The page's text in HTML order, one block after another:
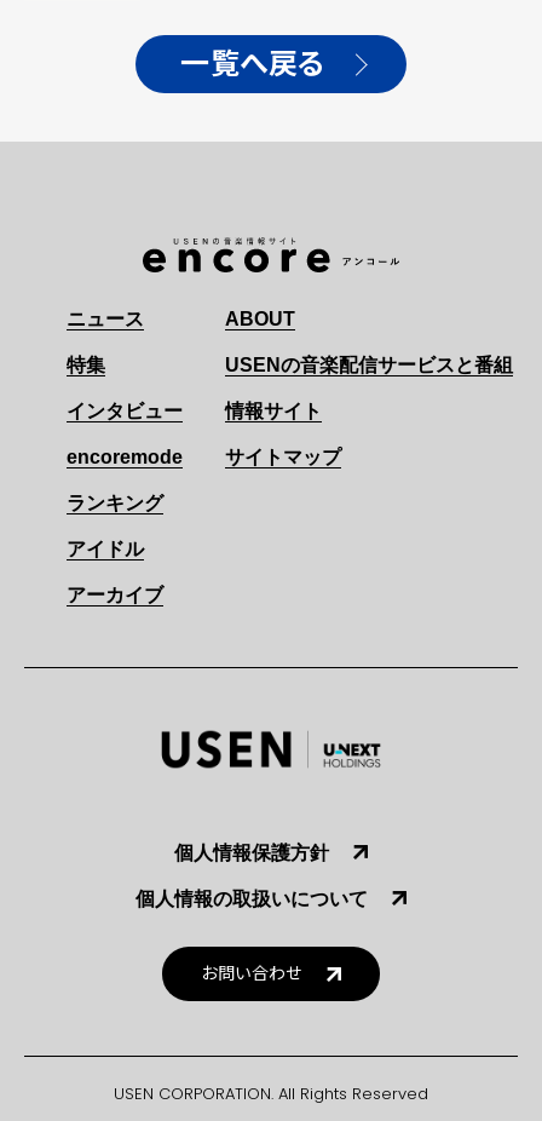
一覧へ戻る
ニュース
特集
インタビュー
encoremode
ランキング
アイドル
アーカイブ
ABOUT
USENの音楽配信サービスと番組
情報サイト
サイトマップ
個人情報保護方針
個人情報の取扱いについて
お問い合わせ
USEN CORPORATION. All Rights Reserved